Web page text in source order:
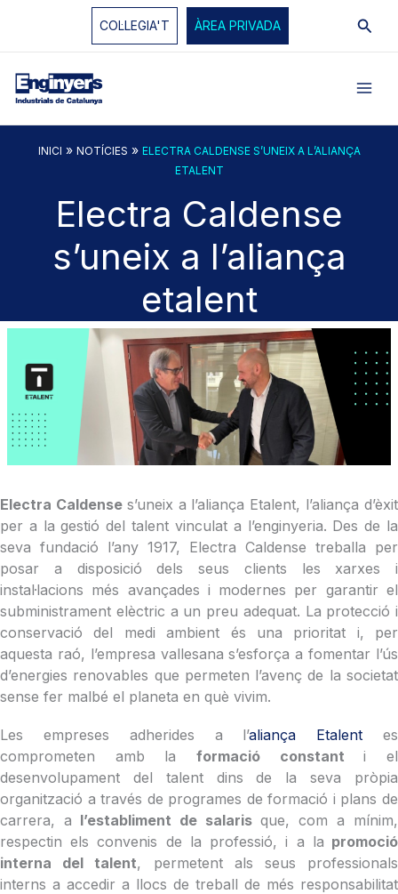
COL·LEGIA'T ÀREA PRIVADA
INICI » NOTÍCIES » ELECTRA CALDENSE S’UNEIX A L’ALIANÇA
ETALENT
Electra Caldense
s’uneix a l’aliança
etalent
Electra Caldense s’uneix a l’aliança Etalent, l’aliança d’èxit
per a la gestió del talent vinculat a l’enginyeria. Des de la
seva fundació l’any 1917, Electra Caldense treballa per
posar a disposició dels seus clients les xarxes i
instal·lacions més avançades i modernes per garantir el
subministrament elèctric a un preu adequat. La protecció i
conservació del medi ambient és una prioritat i, per
aquesta raó, l’empresa vallesana s’esforça a fomentar l’ús
d’energies renovables que permeten l’avenç de la societat
sense fer malbé el planeta en què vivim.
Les empreses adherides a l’aliança Etalent es
comprometen amb la formació constanti el
desenvolupament del talent dins de la seva pròpia
organització a través de programes de formació i plans de
carrera, a l’establiment de salaris que, com a mínim,
respectin els convenis de la professió, i a la promoció
interna del talent, permetent als seus professionals
interns a accedir a llocs de treball de més responsabilitat